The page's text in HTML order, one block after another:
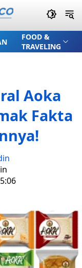
FOOD &
TRAVELING
Aoka
Fakta